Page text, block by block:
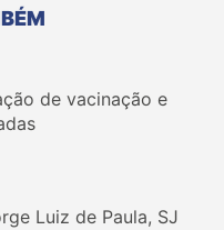
de vacinação e
Luiz de Paula, SJ